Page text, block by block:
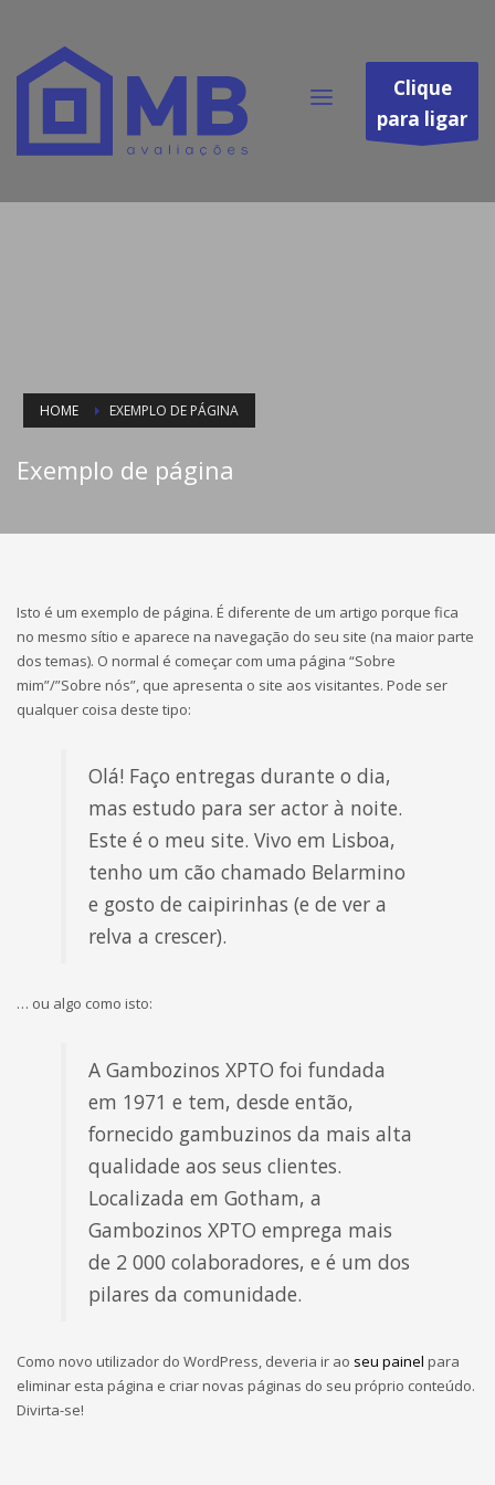
Clique
para ligar
HOME EXEMPLO DE PÁGINA
Exemplo de página
Isto é um exemplo de página. É diferente de um artigo porque fica
no mesmo sítio e aparece na navegação do seu site (na maior parte
dos temas). O normal é começar com uma página “Sobre
mim”/”Sobre nós”, que apresenta o site aos visitantes. Pode ser
qualquer coisa deste tipo:
Olá! Faço entregas durante o dia,
mas estudo para ser actor à noite.
Este é o meu site. Vivo em Lisboa,
tenho um cão chamado Belarmino
e gosto de caipirinhas (e de ver a
relva a crescer).
… ou algo como isto:
A Gambozinos XPTO foi fundada
em 1971 e tem, desde então,
fornecido gambuzinos da mais alta
qualidade aos seus clientes.
Localizada em Gotham, a
Gambozinos XPTO emprega mais
de 2 000 colaboradores, e é um dos
pilares da comunidade.
Como novo utilizador do WordPress, deveria ir ao seu painel para
eliminar esta página e criar novas páginas do seu próprio conteúdo.
Divirta-se!